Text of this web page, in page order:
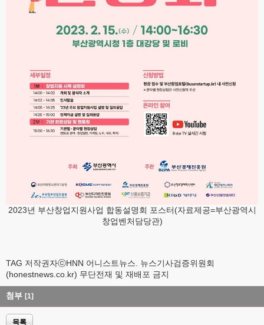
2023년 부산창업지원사업 합동설명회 포스터(자료제공=부산광역시
창업벤처담당관)
TAG 저작권자ⓒHNN 어니스트뉴스. 뉴스기사검증위원회
(honestnews.co.kr) 무단전재 및 재배포 금지
첨부 [1]
목록